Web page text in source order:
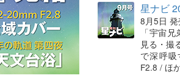
星ナビ
8月5日 発
「宇宙
見る・撮
で深呼吸
F2.8 / ほ